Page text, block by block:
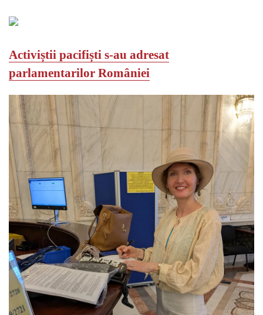
Activiștii pacifiști s-au adresat
parlamentarilor României